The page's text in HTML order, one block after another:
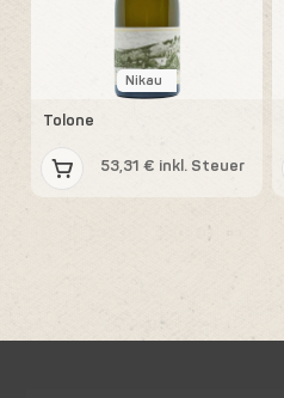
Nikau
Tolone
53,31 € inkl. Steuer